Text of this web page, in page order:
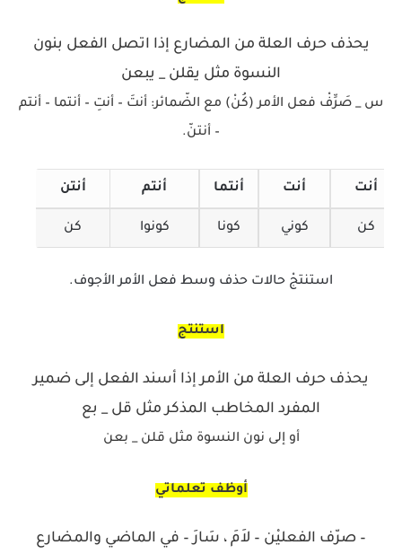
يحذف حرف العلة من المضارع إذا اتصل الفعل بنون
النسوة مثل يقلن _ يبعن
س _ صَرِّفْ فعل الأمر (كُنْ) مع الضّمائر: أنتَ – أنتِ – أنتما – أنتم
– أنتنّ.
أنت أنت أنتما أنتم أنتن
كن كوني كونا كونوا كن
استنتجْ حالات حذف وسط فعل الأمر الأجوف.
استنتج
يحذف حرف العلة من الأمر إذا أسند الفعل إلى ضمير
المفرد المخاطب المذكر مثل قل _ بع
أو إلى نون النسوة مثل قلن _ بعن
أوظف تعلماتي
– صرّف الفعليْن – لاَمَ ، سَارَ – في الماضي والمضارع